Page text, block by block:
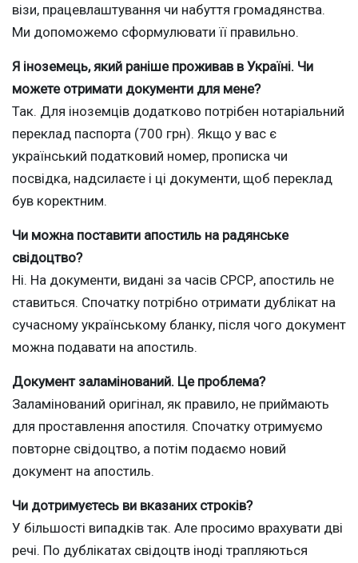
візи, працевлаштування чи набуття громадянства.
Ми допоможемо сформулювати її правильно.
Я іноземець, який раніше проживав в Україні. Чи
можете отримати документи для мене?
Так. Для іноземців додатково потрібен нотаріальний
переклад паспорта (700 грн). Якщо у вас є
український податковий номер, прописка чи
посвідка, надсилаєте і ці документи, щоб переклад
був коректним.
Чи можна поставити апостиль на радянське
свідоцтво?
Ні. На документи, видані за часів СРСР, апостиль не
ставиться. Спочатку потрібно отримати дублікат на
сучасному українському бланку, після чого документ
можна подавати на апостиль.
Документ заламінований. Це проблема?
Заламінований оригінал, як правило, не приймають
для проставлення апостиля. Спочатку отримуємо
повторне свідоцтво, а потім подаємо новий
документ на апостиль.
Чи дотримуєтесь ви вказаних строків?
У більшості випадків так. Але просимо врахувати дві
речі. По дублікатах свідоцтв іноді трапляються